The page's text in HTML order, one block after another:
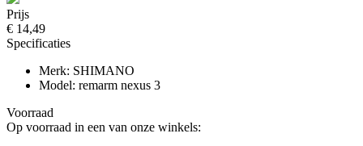
Prijs
€ 14,49
Specificaties
Merk: SHIMANO
Model: remarm nexus 3
Voorraad
Op voorraad in een van onze winkels: